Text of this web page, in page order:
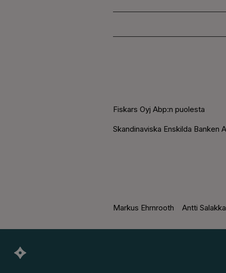
Fiskars Oyj Abp:n puolesta
Skandinaviska Enskilda Banken
Markus Ehrnrooth Antti Salakka